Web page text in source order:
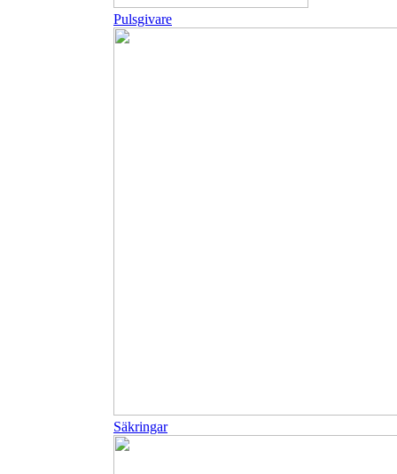
Pulsgivare
Säkringar